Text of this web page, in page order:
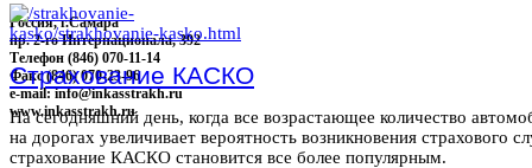
Россия, г.Самара
пр. 2-го Интернационала, 392
Телефон (846) 070-11-14
Факс (846) 070-23-96
e-mail: info@inkasstrakh.ru
www.inkasstrakh.ru
Страхование КАСКО
На сегодняшний день, когда все возрастающее количество
на дорогах увеличивает вероятность возникновения страхового
страхование КАСКО становится все более популярным.